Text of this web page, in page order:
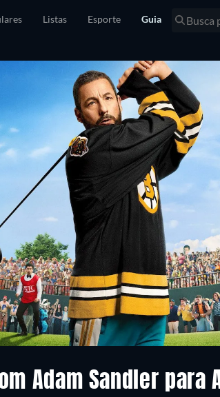
Listas Esporte Guia
Adam Sandler para